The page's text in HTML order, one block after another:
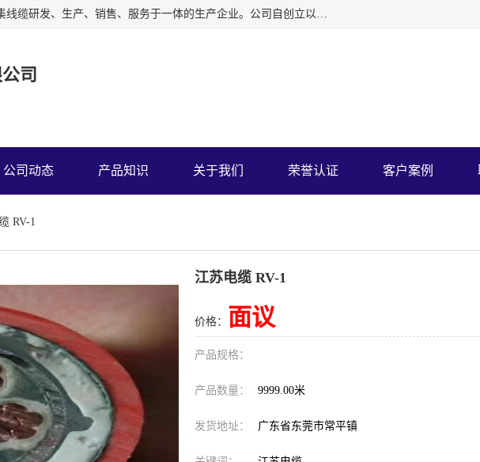
广东中业国际电缆有限公司是一家中业牌电线电缆公司，公司集线缆研发、生产、销售、服务于一体的生产企业。公司自创立以来一直跟随工业化、信息化的发展道路，并坚持以中国质量认证中心ISO9001管理体系进行企业管理。
司
公司动态 产品知识 关于我们 荣誉认证 客户案例
RV-1
江苏电缆 RV-1
价格： 面议
产品规格：
产品数量： 9999.00米
发货地址： 广东省东莞市常平镇